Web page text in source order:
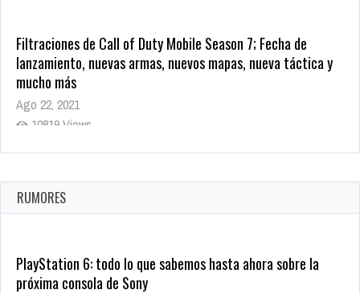
Filtraciones de Call of Duty Mobile Season 7; Fecha de
lanzamiento, nuevas armas, nuevos mapas, nueva táctica y
mucho más
Ago 22, 2021
10819 Views
La configuración de Call of Duty 2021 aparentemente ya fue
Ago 8, 2021
10004 Views
RUMORES
PlayStation 6: todo lo que sabemos hasta ahora sobre la
próxima consola de Sony